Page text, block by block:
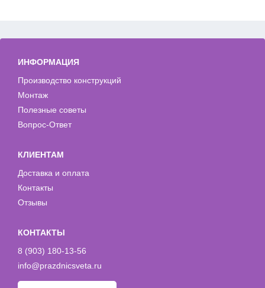
ИНФОРМАЦИЯ
Производство конструкций
Монтаж
Полезные советы
Вопрос-Ответ
КЛИЕНТАМ
Доставка и оплата
Контакты
Отзывы
КОНТАКТЫ
8 (903) 180-13-56
info@prazdnicsveta.ru